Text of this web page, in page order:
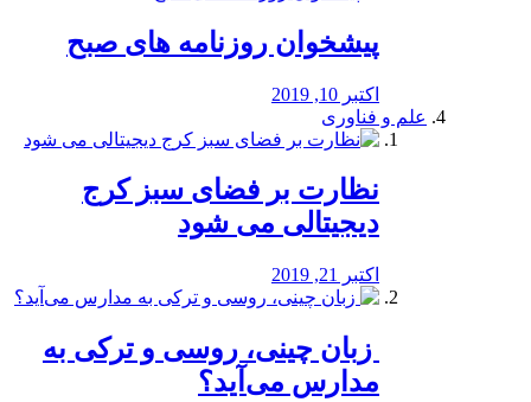
پیشخوان روزنامه های صبح
اکتبر 10, 2019
علم و فناوری
نظارت بر فضای سبز کرج
دیجیتالی می شود
اکتبر 21, 2019
️ زبان چینی، روسی و ترکی به
مدارس می‌آید؟